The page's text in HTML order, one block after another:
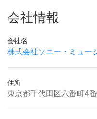
会社情報
会社名
株式会社ソニー・ミュー
住所
東京都千代田区六番町4